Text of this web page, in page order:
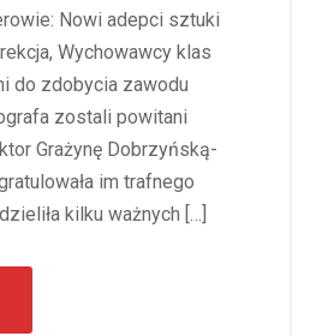
Nowi adepci sztuki
Wychowawcy klas
do zdobycia zawodu
zostali powitani
Grażynę Dobrzyńską-
im trafnego
kilku ważnych […]